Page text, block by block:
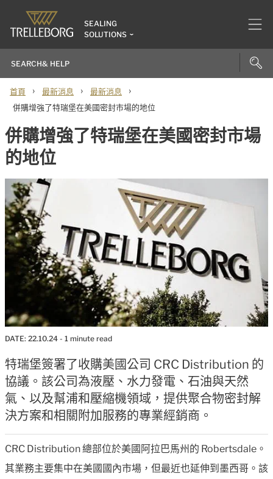
SEALING
SOLUTIONS
首頁 › 最新消息 › 最新消息 ›
併購增強了特瑞堡在美國密封市場的地位
併購增強了特瑞堡在美國密封市場
的地位
DATE: 22.10.24 - 1 minute read
特瑞堡簽署了收購美國公司 CRC Distribution 的
協議。該公司為液壓、水力發電、石油與天然
氣、以及幫浦和壓縮機領域，提供聚合物密封解
決方案和相關附加服務的專業經銷商。
CRC Distribution 總部位於美國阿拉巴馬州的 Robertsdale。
其業務主要集中在美國國內市場，但最近也延伸到墨西哥。該